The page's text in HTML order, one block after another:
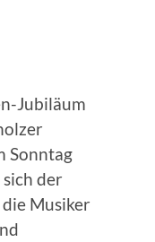
Jubiläum
Sonntag
der
Musiker